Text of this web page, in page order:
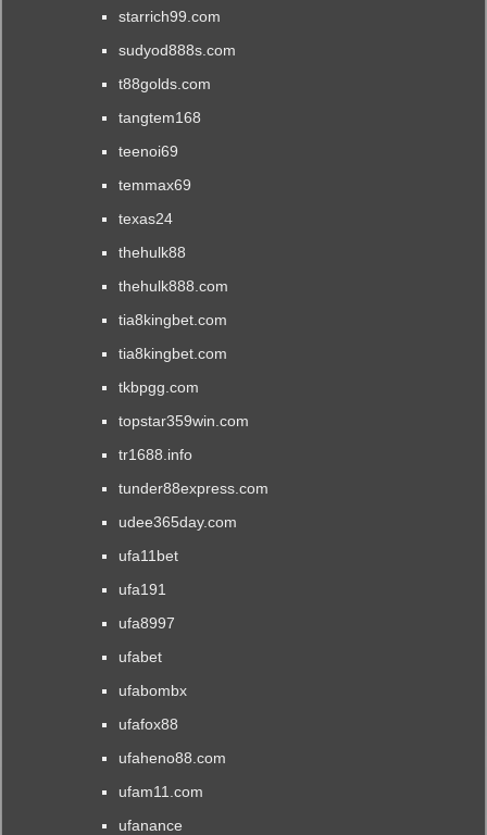
starrich99.com
sudyod888s.com
t88golds.com
tangtem168
teenoi69
temmax69
texas24
thehulk88
thehulk888.com
tia8kingbet.com
tia8kingbet.com
tkbpgg.com
topstar359win.com
tr1688.info
tunder88express.com
udee365day.com
ufa11bet
ufa191
ufa8997
ufabet
ufabombx
ufafox88
ufaheno88.com
ufam11.com
ufanance